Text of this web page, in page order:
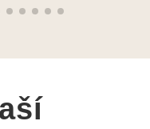
na požádání